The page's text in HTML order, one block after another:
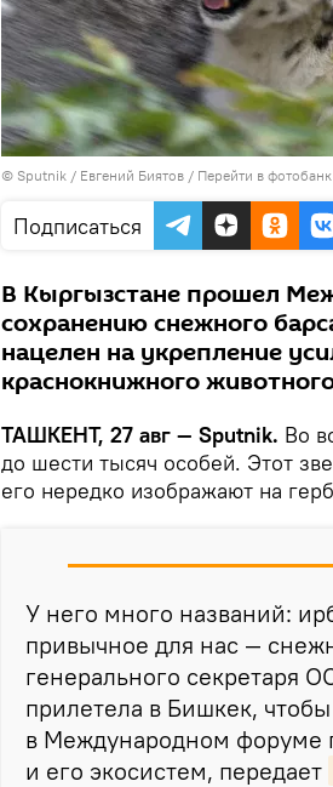
© Sputnik / Евгений Биятов / Перейти в фотобанк
Подписаться
В Кыргызстане прошел
сохранению снежного
нацелен на укрепление
краснокнижного
ТАШКЕНТ, 27 авг — Sputnik. Во
до шести тысяч особей. Этот
его нередко изображают на
У него много названий:
привычное для нас —
генерального секретаря
прилетела в Бишкек,
в Международном форуме
и его экосистем, передает